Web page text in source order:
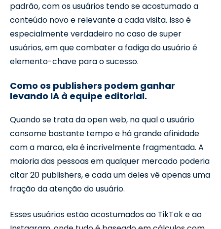
padrão, com os usuários tendo se acostumado a
conteúdo novo e relevante a cada visita. Isso é
especialmente verdadeiro no caso de super
usuários, em que combater a fadiga do usuário é
elemento-chave para o sucesso.
Como os publishers podem ganhar
levando IA à equipe editorial.
Quando se trata da open web, na qual o usuário
consome bastante tempo e há grande afinidade
com a marca, ela é incrivelmente fragmentada. A
maioria das pessoas em qualquer mercado poderia
citar 20 publishers, e cada um deles vê apenas uma
fração da atenção do usuário.
Esses usuários estão acostumados ao TikTok e ao